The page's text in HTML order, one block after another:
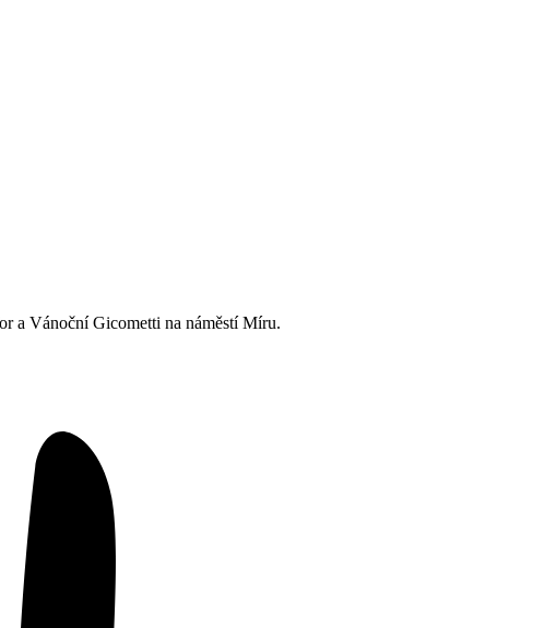
a Vánoční Gicometti na náměstí Míru.